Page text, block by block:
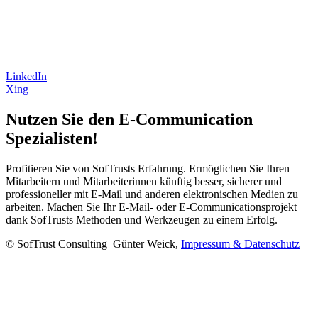
LinkedIn
Xing
Nutzen Sie den E-Communication
Spezialisten!
Profitieren Sie von SofTrusts Erfahrung. Ermöglichen Sie Ihren
Mitarbeitern und Mitarbeiterinnen künftig besser, sicherer und
professioneller mit E-Mail und anderen elektronischen Medien zu
arbeiten. Machen Sie Ihr E-Mail- oder E-Communicationsprojekt
dank SofTrusts Methoden und Werkzeugen zu einem Erfolg.
© SofTrust Consulting Günter Weick, Impressum & Datenschutz